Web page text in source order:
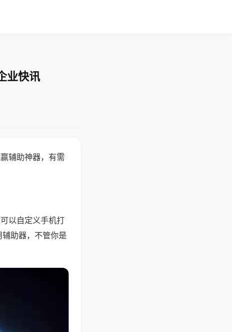
业快讯
辅助神器，有需
以自定义手机打
助器，不管你是